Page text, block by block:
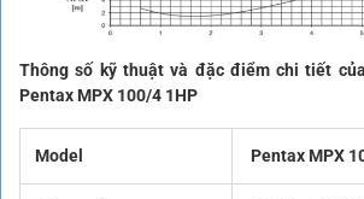
Thông số kỹ thuật và đặc điểm chi tiết
Pentax MPX 100/4 1HP
Model Pentax MPX